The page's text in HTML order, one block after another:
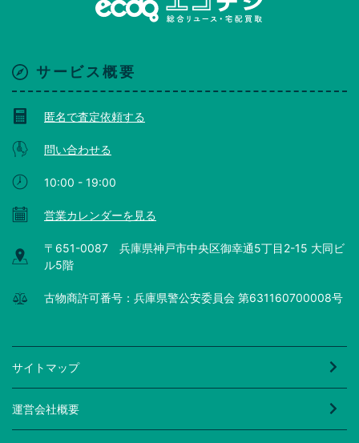
サービス概要
匿名で査定依頼する
問い合わせる
10:00 - 19:00
営業カレンダーを見る
〒651-0087 兵庫県神戸市中央区御幸通5丁目2-15 大同ビ
ル5階
古物商許可番号：兵庫県警公安委員会 第631160700008号
サイトマップ
運営会社概要